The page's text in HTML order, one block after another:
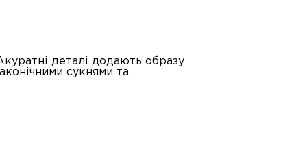
деталі додають образу
сукнями та